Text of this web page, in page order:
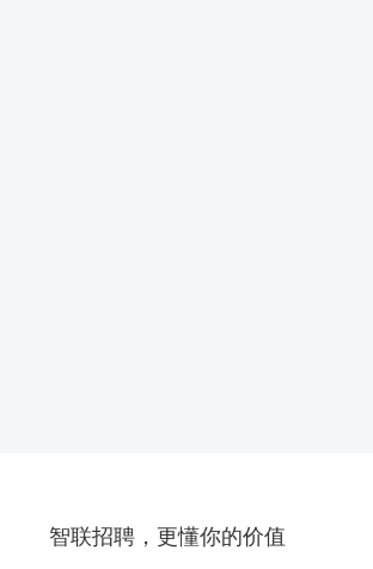
智联招聘，更懂你的价值